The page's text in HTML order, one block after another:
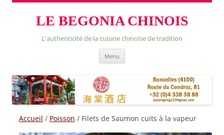
LE BEGONIA CHINOIS
L'authenticité de la cuisine chinoise de tradition
Menu
Accueil / Poisson / Filets de Saumon cuits à la vapeur